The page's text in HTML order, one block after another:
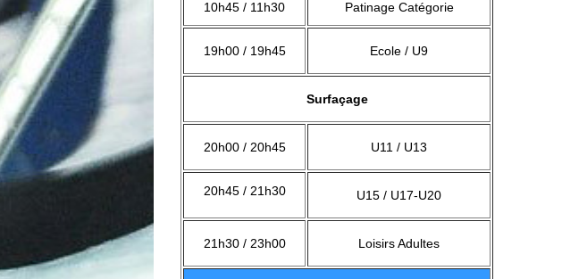
10h45 / 11h30 Patinage Catégorie
19h00 / 19h45 Ecole / U9
Surfaçage
20h00 / 20h45 U11 / U13
20h45 / 21h30 U15 / U17-U20
21h30 / 23h00 Loisirs Adultes